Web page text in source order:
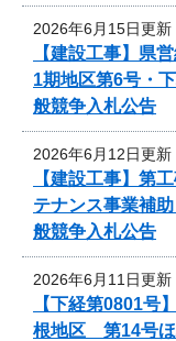
2026年6月15日更新
【建設工事】県
1期地区第6号・
般競争入札公告
2026年6月12日更新
【建設工事】第
テナンス事業補
般競争入札公告
2026年6月11日更新
【下経第0801
根地区 第14号ほ